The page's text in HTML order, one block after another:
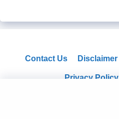
Contact Us Disclaimer
Privacy Policy